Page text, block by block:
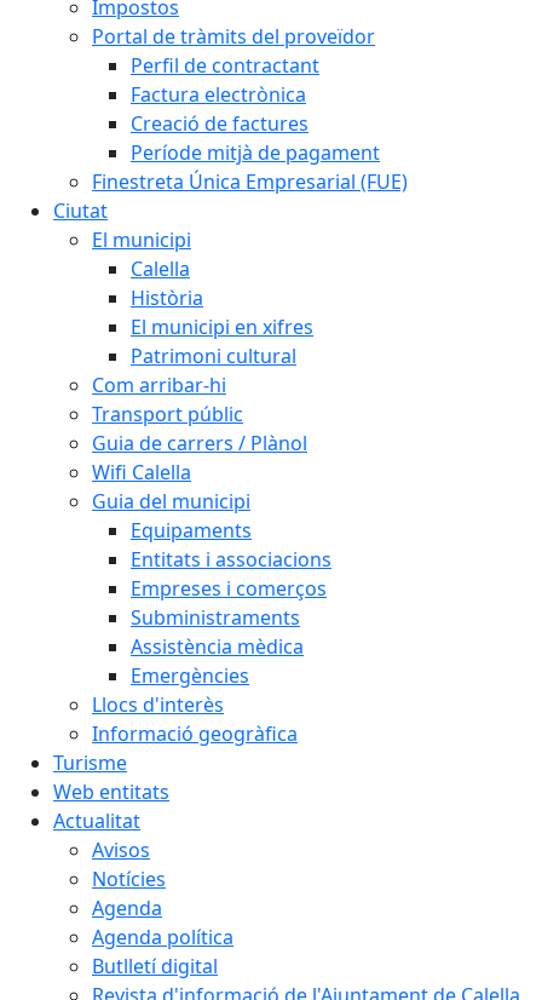
Impostos
Portal de tràmits del proveïdor
Perfil de contractant
Factura electrònica
Creació de factures
Període mitjà de pagament
Finestreta Única Empresarial (FUE)
Ciutat
El municipi
Calella
Història
El municipi en xifres
Patrimoni cultural
Com arribar-hi
Transport públic
Guia de carrers / Plànol
Wifi Calella
Guia del municipi
Equipaments
Entitats i associacions
Empreses i comerços
Subministraments
Assistència mèdica
Emergències
Llocs d'interès
Informació geogràfica
Turisme
Web entitats
Actualitat
Avisos
Notícies
Agenda
Agenda política
Butlletí digital